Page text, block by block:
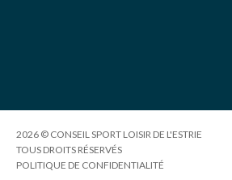
2026 © CONSEIL SPORT LOISIR DE L'ESTRIE
TOUS DROITS RÉSERVÉS
POLITIQUE DE CONFIDENTIALITÉ